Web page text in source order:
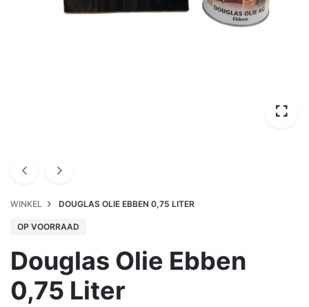
WINKEL DOUGLAS OLIE EBBEN 0,75 LITER
OP VOORRAAD
Douglas Olie Ebben
0,75 Liter